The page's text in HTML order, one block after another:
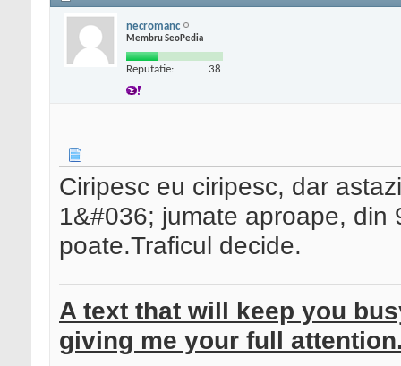
necromanc
Membru SeoPedia
Reputatie: 38
Ciripesc eu ciripesc, dar
1&#036; jumate aproape, din
poate.Traficul decide.
A text that will keep you
giving me your full